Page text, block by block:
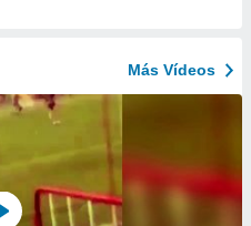
Más Vídeos